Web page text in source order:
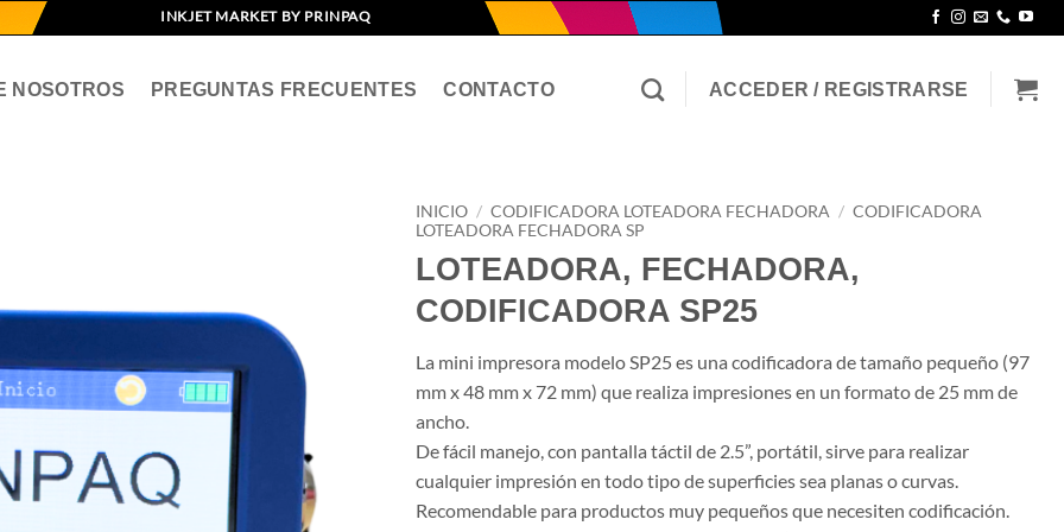
INKJET MARKET BY PRINPAQ
NOSOTROS PREGUNTAS FRECUENTES CONTACTO ACCEDER / REGISTRARSE
INICIO / CODIFICADORA LOTEADORA FECHADORA / CODIFICADORA
LOTEADORA FECHADORA SP
LOTEADORA, FECHADORA,
CODIFICADORA SP25
La mini impresora modelo SP25 es una codificadora de tamaño pequeño (97
mm x 48 mm x 72 mm) que realiza impresiones en un formato de 25 mm de
ancho.
De fácil manejo, con pantalla táctil de 2.5”, portátil, sirve para realizar
cualquier impresión en todo tipo de superficies sea planas o curvas.
Recomendable para productos muy pequeños que necesiten codificación.